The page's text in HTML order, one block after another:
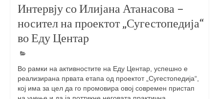
Applied art program in Skopje organized
by Cultart
Visual Arts Programme | Day 5
Visual Arts Programme | Day 3 & 4
Visual Arts Programme | Day 1 & 2
Интервју со Илијана Атанасова –
носител на проектот „Сугестопедија“
во Еду Центар
Во рамки на активностите на Еду Центар, успешно е
реализирана првата етапа од проектот „Сугестопедија“,
кој има за цел да го промовира овој современ пристап